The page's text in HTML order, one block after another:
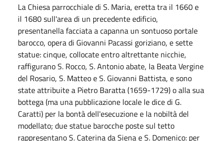
La Chiesa parrocchiale di S. Maria, eretta tra il 1660 e
il 1680 sull'area di un precedente edificio,
presentanella facciata a capanna un sontuoso portale
barocco, opera di Giovanni Pacassi goriziano, e sette
statue: cinque, collocate entro altrettante nicchie,
raffigurano S. Rocco, S. Antonio abate, la Beata Vergine
del Rosario, S. Matteo e S. Giovanni Battista, e sono
state attribuite a Pietro Baratta (1659-1729) o alla sua
bottega (ma una pubblicazione locale le dice di G.
Caratti) per la bontà dell'esecuzione e la nobiltà del
modellato; due statue barocche poste sul tetto
rappresentano S. Caterina da Siena e S. Domenico: per